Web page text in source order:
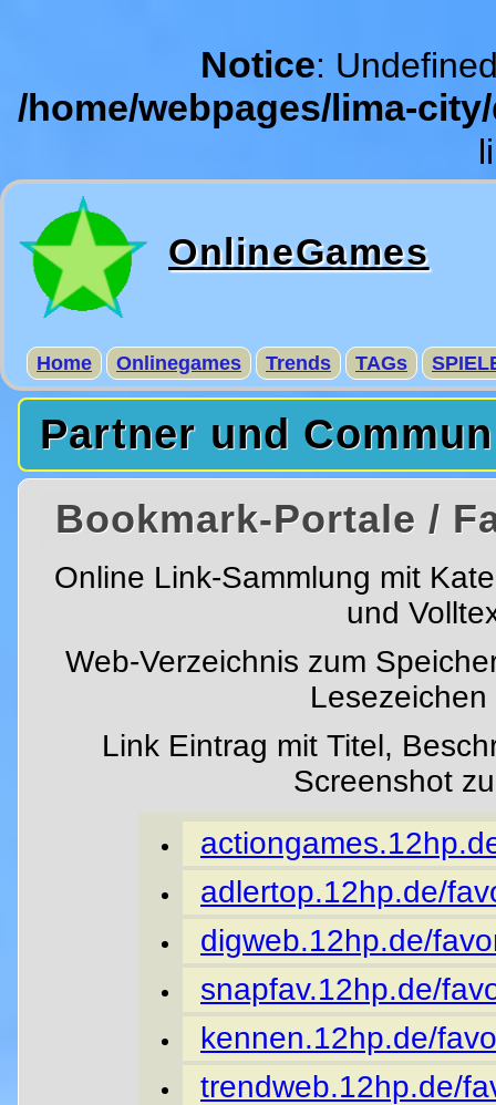
Notice:
/home/webpages/lima-
OnlineGames
Home Onlinegames Trends TAGs
Partner und
Bookmark-Portale /
Online Link-Sammlung mit
und
Web-Verzeichnis zum
Link Eintrag mit Titel,
Screenshot
adlertop.12hp.de/
digweb.12hp.de/
snapfav.12hp.de/
kennen.12hp.de/
trendweb.12hp.de/